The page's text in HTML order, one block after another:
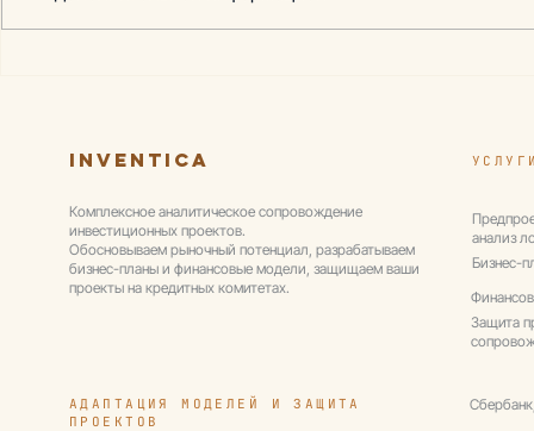
Импорт бутилированной
Рынок
Inventica
анализ
Бизнес-
Защита
АДАПТАЦИЯ МОДЕЛЕЙ И ЗАЩИТА
ПРОЕКТОВ
Комплексное аналитическое сопровождение
инвестиционных проектов.
Обосновываем рыночный потенциал, разрабатываем
бизнес-планы и финансовые модели, защищаем ваши
проекты на кредитных комитетах.